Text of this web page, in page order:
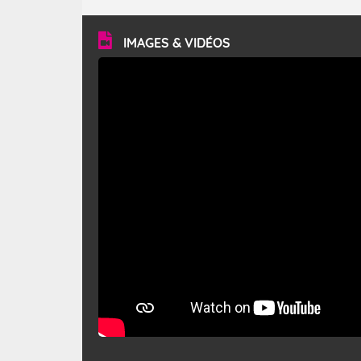
vitesse moyenne de 50 km/h et atteindre 80 à 100 km/h
en rafales, parfois davantage. Il parcourt la basse vallée
du Rhône et la Provence et envahit le littoral
méditerranéen à partir de la Camargue.
IMAGES & VIDÉOS